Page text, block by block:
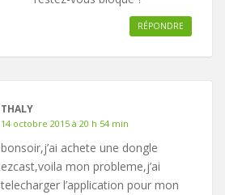
RÉPONDRE
THALY
14 octobre 2015 à 20 h 54 min
bonsoir,j’ai achete une dongle
ezcast,voila mon probleme,j’ai
telecharger l’application pour mon